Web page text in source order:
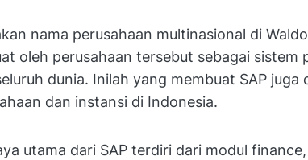
nama perusahaan multinasional di
oleh perusahaan tersebut sebagai sistem
dunia. Inilah yang membuat SAP juga
dan instansi di Indonesia.
utama dari SAP terdiri dari modul